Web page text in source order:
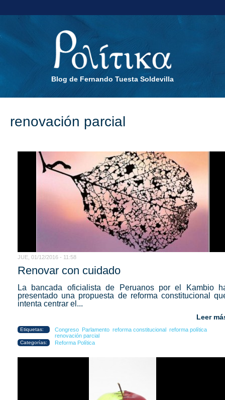
Blog de Fernando Tuesta Soldevilla
renovación parcial
JUE, 01/12/2016 - 11:58
Renovar con cuidado
La bancada oficialista de Peruanos por el Kambio
presentado una propuesta de reforma constitucional
intenta centrar el...
Leer
Etiquetas: Congreso Parlamento reforma constitucional
reforma política
renovación parcial
Categorías: Reforma Política